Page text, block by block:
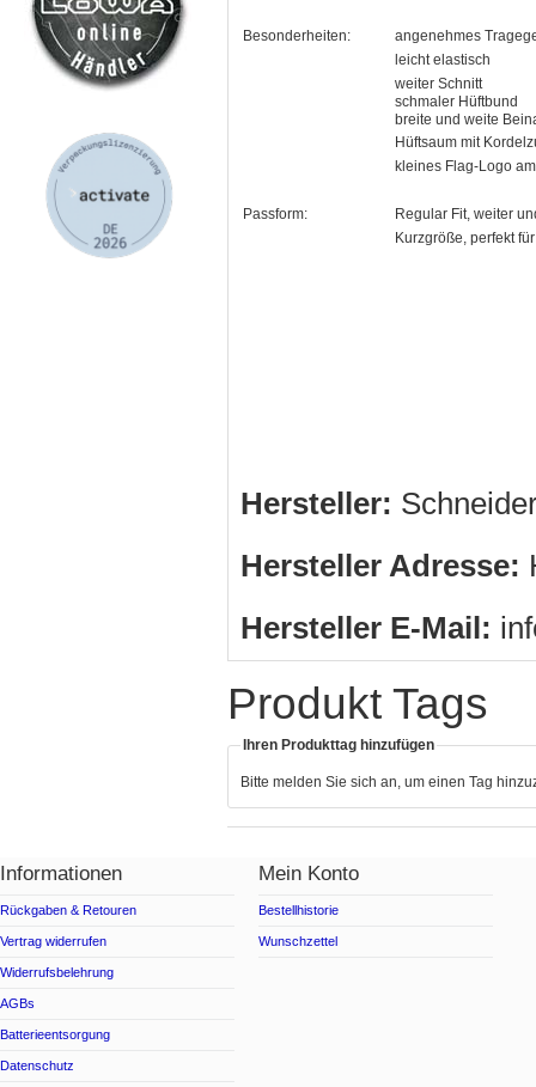
Besonderheiten:
angenehmes
leicht elastisch
weiter Schnitt
schmaler Hüftbund
breite und weite
Hüftsaum mit
kleines Flag-Logo
Passform:
Regular Fit, weiter
Kurzgröße, perfekt
Hersteller:
Hersteller Adresse:
Hersteller E-Mail:
Produkt Tags
Ihren Produkttag hinzufügen
Bitte melden Sie sich an, um einen Tag
Informationen
Rückgaben & Retouren
Vertrag widerrufen
Widerrufsbelehrung
AGBs
Batterieentsorgung
Datenschutz
Mein Konto
Bestellhistorie
Wunschzettel